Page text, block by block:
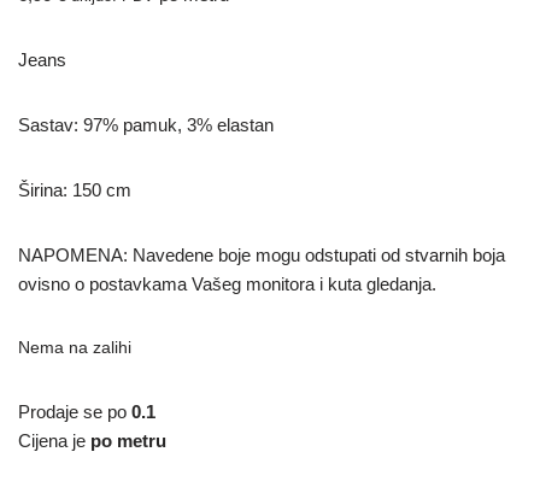
Jeans
Sastav: 97% pamuk, 3% elastan
Širina: 150 cm
NAPOMENA: Navedene boje mogu odstupati od stvarnih boja
ovisno o postavkama Vašeg monitora i kuta gledanja.
Nema na zalihi
Prodaje se po 0.1
Cijena je po metru